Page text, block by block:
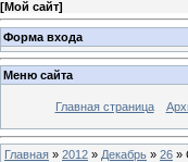
[Мой сайт]
Форма входа
Меню сайта
Главная страница
Главная » 2012 » Декабрь » 26 »